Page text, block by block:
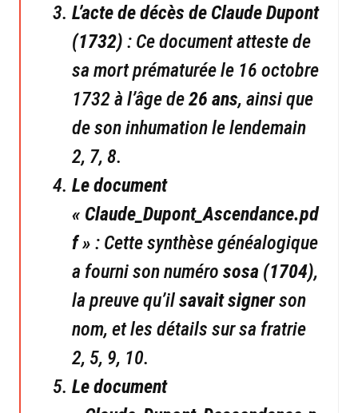
L’acte de décès de Claude Dupont
(1732) : Ce document atteste de
sa mort prématurée le 16 octobre
1732 à l’âge de26 ans, ainsi que
de son inhumation le lendemain
2, 7, 8.
Le document
« Claude_Dupont_Ascendance.pd
f » : Cette synthèse généalogique
a fourni son numéro sosa (1704),
la preuve qu’ilsavait signerson
nom, et les détails sur sa fratrie
2, 5, 9, 10.
Le document